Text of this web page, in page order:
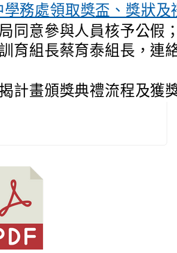
學務處領取獎盃、獎狀及
同意參與人員核予公假
育組長蔡育泰組長，連
計畫頒獎典禮流程及獲